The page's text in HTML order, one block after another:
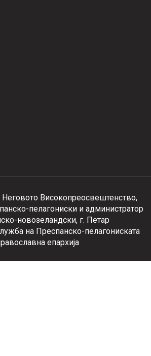
Високопреосвештенство,
пелагониски и администратор
новозеландски, г. Петар
на Преспанско-пелагониската
епархија